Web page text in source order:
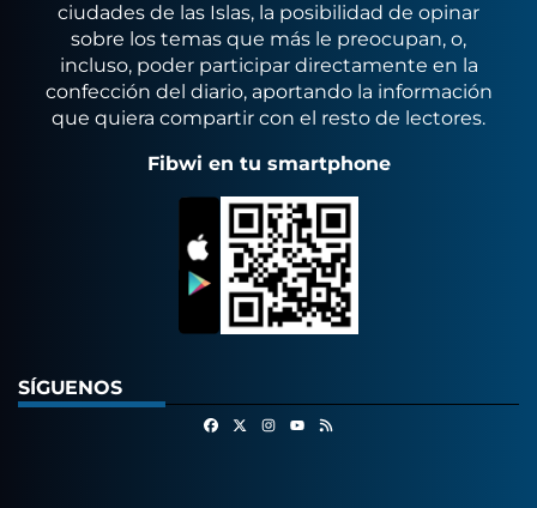
ciudades de las Islas, la posibilidad de opinar
sobre los temas que más le preocupan, o,
incluso, poder participar directamente en la
confección del diario, aportando la información
que quiera compartir con el resto de lectores.
Fibwi en tu smartphone
SÍGUENOS
FacebookInstagram